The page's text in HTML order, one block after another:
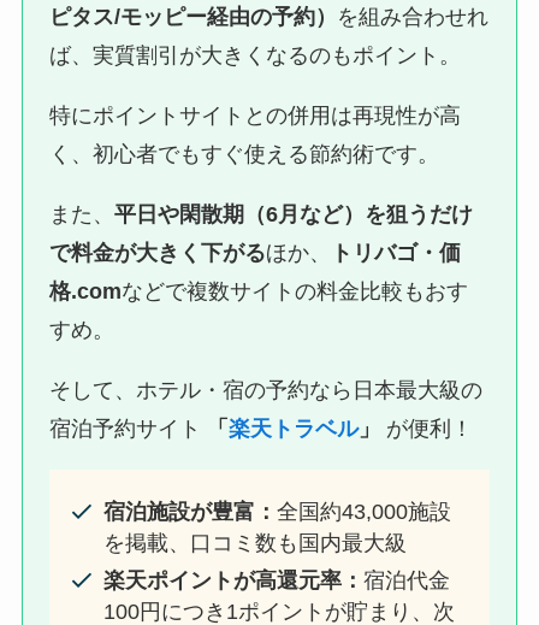
ピタス/モッピー経由の予約） を組み合わせれ
ば、実質割引が大きくなるのもポイント。
特にポイントサイトとの併用は再現性が高
く、初心者でもすぐ使える節約術です。
また、平日や閑散期（6月など）を狙うだけ
で料金が大きく下がるほか、
トリバゴ・価
格.comなどで複数サイトの料金比較もおす
すめ。
そして、ホテル・宿の予約なら日本最大級の
宿泊予約サイト
「楽天トラベル」 が便利！
宿泊施設が豊富：全国約43,000施設
を掲載、口コミ数も国内最大級
楽天ポイントが高還元率：宿泊代金
100円につき1ポイントが貯まり、次